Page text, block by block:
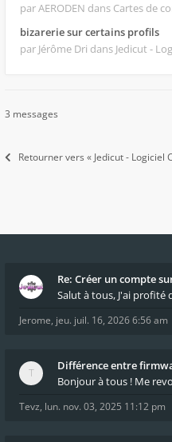
par AERODEN dans Cartes de
bizarerie sur certains profils
par Jérôme Dri dans Jedicut -
3 messages
Retourner vers « Jedicut - Logiciel
Re: Créer un compte
Salut à tous, J'ai profité
Jerome, jeu. juil. 16, 2026 6:56 am
Différence entre
Bonjour à tous ! Me
Tevz, lun. nov. 03, 2025 11:12 pm